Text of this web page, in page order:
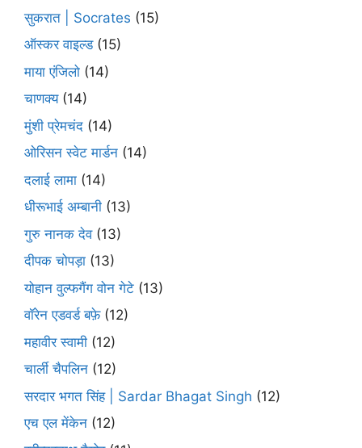
सुकरात | Socrates (15)
ऑस्कर वाइल्ड(15)
माया एंजिलो (14)
चाणक्य(14)
मुंशी प्रेमचंद (14)
ओरिसन स्‍वेट मार्डन (14)
दलाई लामा (14)
धीरूभाई अम्बानी (13)
गुरु नानक देव(13)
दीपक चोपड़ा (13)
योहान वुल्फगैंग वोन गेटे (13)
वॉरेन एडवर्ड बफ़े(12)
महावीर स्वामी (12)
चार्ली चैपलिन (12)
सरदार भगत सिंह | Sardar Bhagat Singh (12)
एच एल मेंकेन (12)